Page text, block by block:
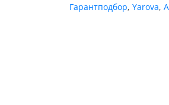
Гарантподбор, Yarova,